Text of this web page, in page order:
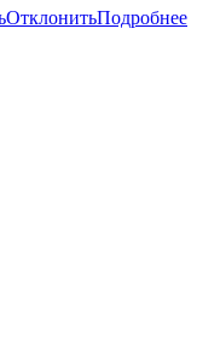
ОтклонитьПодробнее